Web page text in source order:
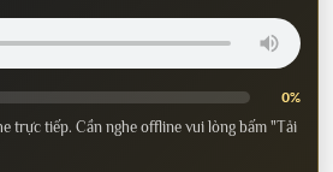
0%
trực tiếp. Cần nghe offline vui lòng bấm "Tải